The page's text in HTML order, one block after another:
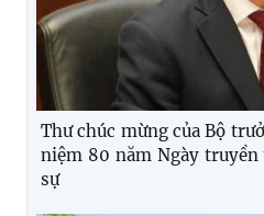
Thư chúc mừng của Bộ
niệm 80 năm Ngày
sự